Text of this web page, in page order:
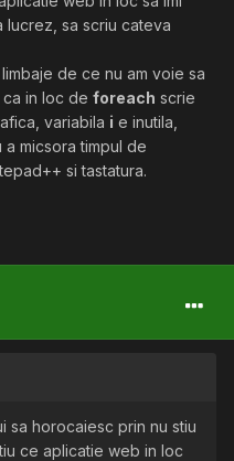
sa scriu cateva
de ce nu am voie sa
in loc de foreach scrie
variabila i e inutila,
micsora timpul de
si tastatura.
sa horocaiesc prin nu stiu
ce aplicatie web in loc